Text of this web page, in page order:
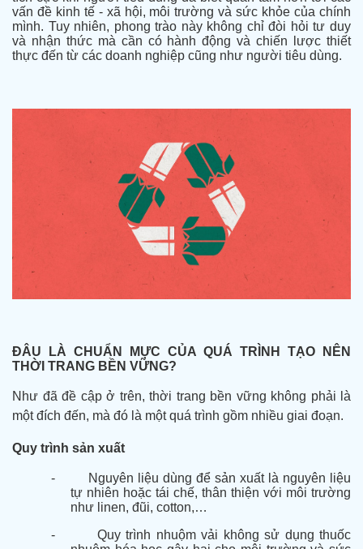
vấn đề kinh tế - xã hội, môi trường và sức khỏe của chính
mình. Tuy nhiên, phong trào này không chỉ đòi hỏi tư duy
và nhận thức mà cần có hành động và chiến lược thiết
thực đến từ các doanh nghiệp cũng như người tiêu dùng.
ĐÂU LÀ CHUẨN MỰC CỦA QUÁ TRÌNH TẠO NÊN
THỜI TRANG BỀN VỮNG?
Như đã đề cập ở trên, thời trang bền vững không phải là
một đích đến, mà đó là một quá trình gồm nhiều giai đoạn.
Quy trình sản xuất
-
Nguyên liệu dùng để sản xuất là nguyên liệu
tự nhiên hoặc tái chế, thân thiện với môi trường
như linen, đũi, cotton,…
-
Quy trình nhuộm vải không sử dụng thuốc